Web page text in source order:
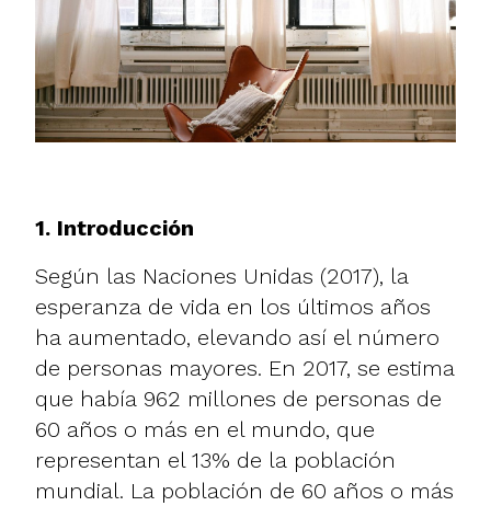
1. Introducción
Según las Naciones Unidas (2017), la
esperanza de vida en los últimos años
ha aumentado, elevando así el número
de personas mayores. En 2017, se estima
que había 962 millones de personas de
60 años o más en el mundo, que
representan el 13% de la población
mundial. La población de 60 años o más